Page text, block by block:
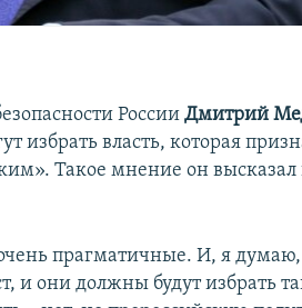
РоссииДмитрий
избрать власть, которая
Такое мнение он высказал
прагматичные. И, я
и они должны будут избрать